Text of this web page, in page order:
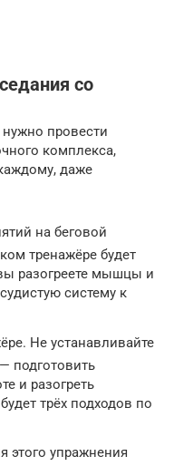
со
провести
комплекса,
даже
на беговой
тренажёре будет
разогреете мышцы и
систему к
Не устанавливайте
подготовить
и разогреть
трёх подходов по
этого упражнения